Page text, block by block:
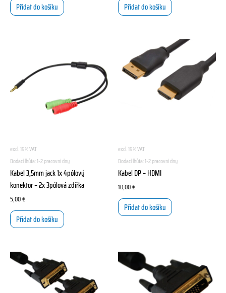
Přidat do košíku Přidat do košíku
excl. 19% VAT
Dodací lhůta:1-2 pracovní dny
Kabel 3,5mm jack 1x 4pólový
konektor – 2x 3pólová zdířka
5,00€
Přidat do košíku
excl. 19% VAT
Dodací lhůta:1-2 pracovní dny
Kabel DP – HDMI
10,00€
Přidat do košíku